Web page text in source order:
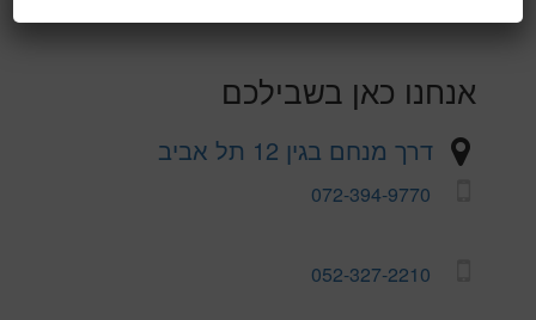
אנחנו כאן בשבילכם
דרך מנחם בגין 12 תל אביב
072-394-9770
052-327-2210